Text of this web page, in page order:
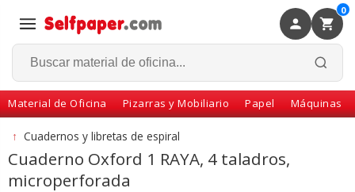
0
Material de Oficina Pizarras y Mobiliario Papel Máquinas
Volver
↑ Cuadernos y libretas de espiral
Cuaderno Oxford 1 RAYA, 4 taladros,
microperforada